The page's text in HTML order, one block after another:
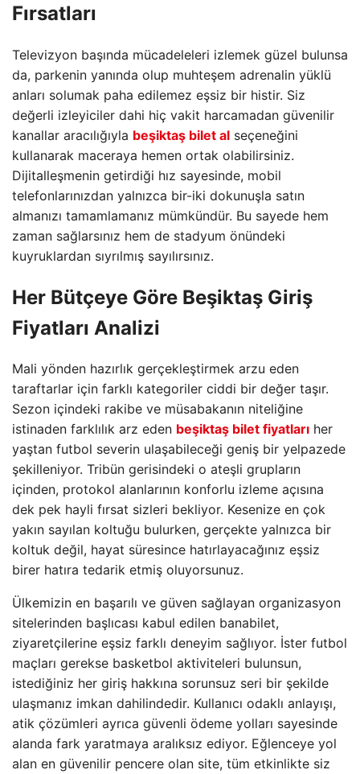
Fırsatları
Televizyon başında mücadeleleri izlemek güzel bulunsa
da, parkenin yanında olup muhteşem adrenalin yüklü
anları solumak paha edilemez eşsiz bir histir. Siz
değerli izleyiciler dahi hiç vakit harcamadan güvenilir
kanallar aracılığıyla beşiktaş bilet al seçeneğini
kullanarak maceraya hemen ortak olabilirsiniz.
Dijitalleşmenin getirdiği hız sayesinde, mobil
telefonlarınızdan yalnızca bir-iki dokunuşla satın
almanızı tamamlamanız mümkündür. Bu sayede hem
zaman sağlarsınız hem de stadyum önündeki
kuyruklardan sıyrılmış sayılırsınız.
Her Bütçeye Göre Beşiktaş Giriş
Fiyatları Analizi
Mali yönden hazırlık gerçekleştirmek arzu eden
taraftarlar için farklı kategoriler ciddi bir değer taşır.
Sezon içindeki rakibe ve müsabakanın niteliğine
istinaden farklılık arz eden beşiktaş bilet fiyatları her
yaştan futbol severin ulaşabileceği geniş bir yelpazede
şekilleniyor. Tribün gerisindeki o ateşli grupların
içinden, protokol alanlarının konforlu izleme açısına
dek pek hayli fırsat sizleri bekliyor. Kesenize en çok
yakın sayılan koltuğu bulurken, gerçekte yalnızca bir
koltuk değil, hayat süresince hatırlayacağınız eşsiz
birer hatıra tedarik etmiş oluyorsunuz.
Ülkemizin en başarılı ve güven sağlayan organizasyon
sitelerinden başlıcası kabul edilen banabilet,
ziyaretçilerine eşsiz farklı deneyim sağlıyor. İster futbol
maçları gerekse basketbol aktiviteleri bulunsun,
istediğiniz her giriş hakkına sorunsuz seri bir şekilde
ulaşmanız imkan dahilindedir. Kullanıcı odaklı anlayışı,
atik çözümleri ayrıca güvenli ödeme yolları sayesinde
alanda fark yaratmaya aralıksız ediyor. Eğlenceye yol
alan en güvenilir pencere olan site, tüm etkinlikte siz